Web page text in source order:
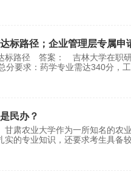
标路径；企业管理层专属申
标路径 答案： 吉林大学在职
要求：药学专业需达340分，
民办？
肃农业大学作为一所知名的农
的专业知识，还要求考生具备